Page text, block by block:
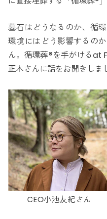
墓石はどうなるのか、循
環境にはどう影響するの
ん。循環葬®を手がけるat
正木さんに話をお聞きしま
CEO小池友紀さん